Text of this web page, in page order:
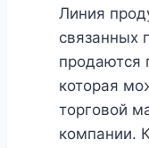
Линия
связанных
продаются
которая
торговой
компании.